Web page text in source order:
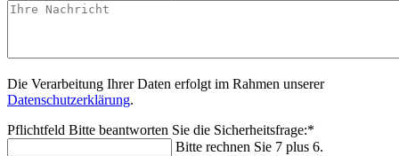
Die Verarbeitung Ihrer Daten erfolgt im Rahmen unserer
Datenschutzerklärung.
Pflichtfeld Bitte beantworten Sie die Sicherheitsfrage:*
Bitte rechnen Sie 7 plus 6.